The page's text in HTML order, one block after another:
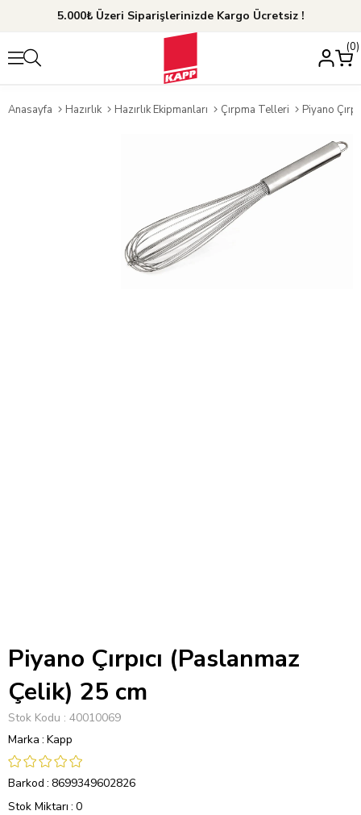
5.000₺ Üzeri Siparişlerinizde Kargo Ücretsiz !
0
Anasayfa Hazırlık Hazırlık Ekipmanları Çırpma Telleri Piyano
Piyano Çırpıcı (Paslanmaz
Çelik) 25 cm
Stok Kodu
40010069
Marka : Kapp
Barkod : 8699349602826
Stok Miktarı : 0